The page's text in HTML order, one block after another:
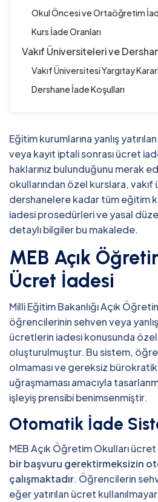
Okul Öncesi ve Ortaöğretim
Kurs İade Oranları
Vakıf Üniversiteleri ve
Vakıf Üniversitesi Yargıtay
Dershane İade Koşulları
Eğitim kurumlarına yanlış
veya kayıt iptali sonrası ücret
haklarınız bulunduğunu merak
okullarından özel kurslara,
dershanelere kadar tüm eğitim
iadesi prosedürleri ve yasal
detaylı bilgiler bu makalede.
MEB Açık
Ücret İadesi
Milli Eğitim Bakanlığı Açık
öğrencilerinin sehven veya
ücretlerin iadesi konusunda
oluşturulmuştur. Bu sistem,
olmaması ve gereksiz
uğraşmaması amacıyla
işleyiş prensibi benimsenmiştir.
Otomatik İade
MEB Açık Öğretim Okulları
bir başvuru gerektirmeksizin
çalışmaktadır. Öğrencilerin
eğer yatırılan ücret